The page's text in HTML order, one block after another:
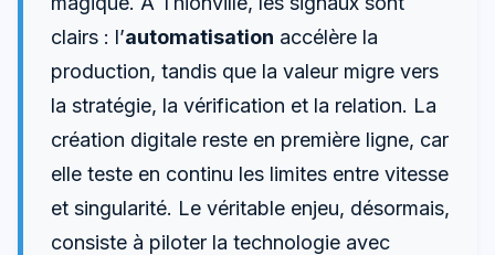
clairs : l’automatisation accélère la
production, tandis que la valeur migre vers
la stratégie, la vérification et la relation. La
création digitale reste en première ligne, car
elle teste en continu les limites entre vitesse
et singularité. Le véritable enjeu, désormais,
consiste à piloter la technologie avec